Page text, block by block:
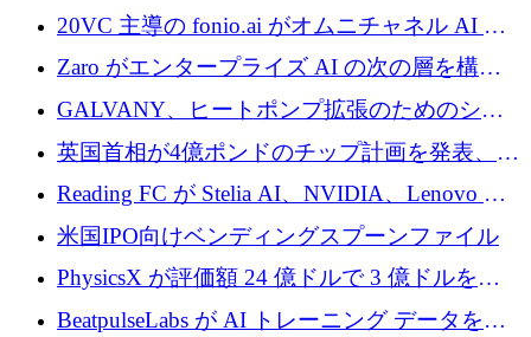
業者を支援するために 6,000 万ユーロを調達
20VC 主導の fonio.ai がオムニチャネル AI プ
ラットフォームのために 1,700 万ドルを調達
Zaro がエンタープライズ AI の次の層を構築
するために 510 万ドルを獲得
GALVANY、ヒートポンプ拡張のためのシー
ドラウンドで1,000万ユーロを確保
英国首相が4億ポンドのチップ計画を発表、英
国の新興企業は「ここで拡大」し「ここに留
まる」
Reading FC が Stelia AI、NVIDIA、Lenovo と
協力して AI Center of Excellence を立ち上げ
米国IPO向けベンディングスプーンファイル
PhysicsX が評価額 24 億ドルで 3 億ドルを調
達
BeatpulseLabs が AI トレーニング データを拡